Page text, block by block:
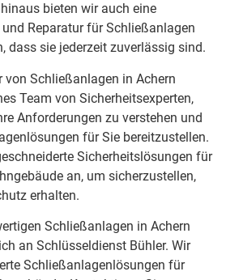
bieten wir auch eine
Reparatur für Schließanlagen
dass sie jederzeit zuverlässig sind.
von Schließanlagen in Achern
Team von Sicherheitsexperten,
Anforderungen zu verstehen und
für Sie bereitzustellen.
Sicherheitslösungen für
an, um sicherzustellen,
erhalten.
Schließanlagen in Achern
an Schlüsseldienst Bühler. Wir
Schließanlagenlösungen für